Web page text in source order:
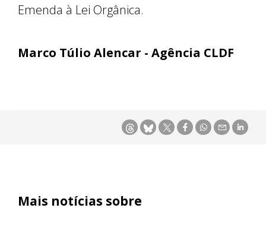
Emenda à Lei Orgânica.
Marco Túlio Alencar - Agência CLDF
Mais notícias sobre